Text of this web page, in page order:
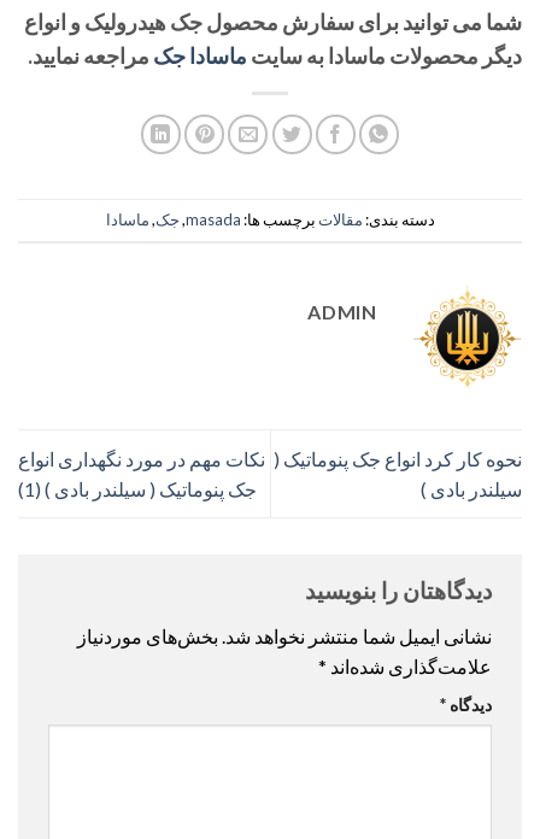
شما می توانید برای سفارش محصول جک هیدرولیک و انواع
دیگر محصولات ماسادا به سایت ماسادا جک مراجعه نمایید.
دسته بندی: مقالاتبرچسب ها: masada
,جک,ماسادا
ADMIN
نحوه کار کرد انواع جک پنوماتیک (
سیلندر بادی )
نکات مهم در مورد نگهداری انواع
جک پنوماتیک ( سیلندر بادی ) (1)
دیدگاهتان را بنویسید
نشانی ایمیل شما منتشر نخواهد شد. بخش‌های موردنیاز
علامت‌گذاری شده‌اند *
دیدگاه *